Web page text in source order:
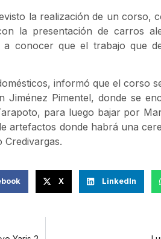
la realización de un corso,
la presentación de carros
conocer que el trabajo que
informó que el corso
Pimentel, donde se
para luego bajar por
artefactos donde habrá una
Credivargas.
X LinkedIn